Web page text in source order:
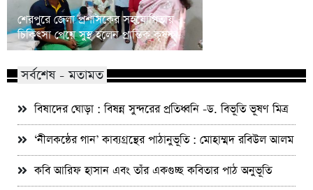
শেরপুরে জেলা প্রশাসকের সহযোগিতায়
চিকিৎসা পেয়ে সুস্থ হলেন প্রান্তিক কৃষক
সর্বশেষ - মতামত
বিষাদের ঘোড়া : বিষন্ন সুন্দরের প্রতিধ্বনি -ড. বিভূতি ভূষণ মিত্র
‘নীলকন্ঠের গান’ কাব্যগ্রন্থের পাঠানুভূতি : মোহাম্মদ রবিউল আলম
কবি আরিফ হাসান এবং তাঁর একগুচ্ছ কবিতার পাঠ অনুভূতি